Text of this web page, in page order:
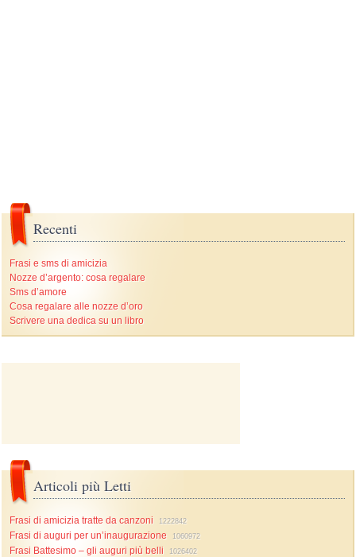
Recenti
Frasi e sms di amicizia
Nozze d’argento: cosa regalare
Sms d’amore
Cosa regalare alle nozze d’oro
Scrivere una dedica su un libro
Articoli più Letti
Frasi di amicizia tratte da canzoni 1222842
Frasi di auguri per un’inaugurazione 1060972
Frasi Battesimo – gli auguri più belli 1026402